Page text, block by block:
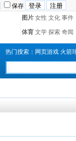
保存
图片 女性 文化 事件
体育 文学 探索 奇闻
热门搜索： 网页游戏 火箭